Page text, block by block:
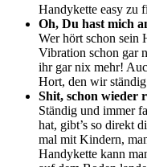
Handykette easy zu
Oh, Du hast mich
Wer hört schon sein
Vibration schon gar
ihr gar nix mehr!
Hort, den wir
Shit, schon wieder
Ständig und immer
hat, gibt’s so direkt
mal mit Kindern,
Handykette kann